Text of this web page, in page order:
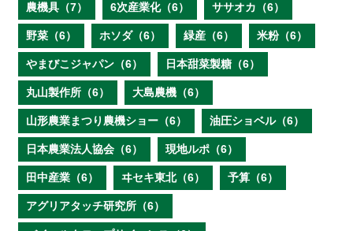
農機具（7） 6次産業化（6） ササオカ（6）
野菜（6） ホソダ（6） 緑産（6） 米粉（6）
やまびこジャパン（6） 日本甜菜製糖（6）
丸山製作所（6） 大島農機（6）
山形農業まつり農機ショー（6） 油圧ショベル（6）
日本農業法人協会（6） 現地ルポ（6）
田中産業（6） ヰセキ東北（6） 予算（6）
アグリアタッチ研究所（6）